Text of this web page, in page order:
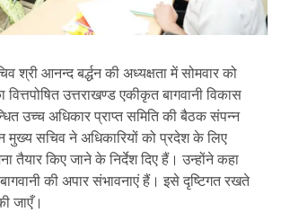
श्री आनन्द बर्द्धन की अध्यक्षता में सोमवार को
उत्तराखण्ड एकीकृत बागवानी विकास
उच्च अधिकार प्राप्त समिति की बैठक संपन्न
मुख्य सचिव ने अधिकारियों को प्रदेश के लिए
तैयार किए जाने के निर्देश दिए हैं। उन्होंने कहा
की अपार संभावनाएं हैं। इसे दृष्टिगत रखते
जाएँ।